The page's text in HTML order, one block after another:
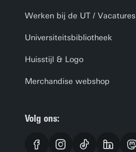
Werken bij de UT / Vacatures
Universiteitsbibliotheek
Huisstijl & Logo
Merchandise webshop
Volg ons: